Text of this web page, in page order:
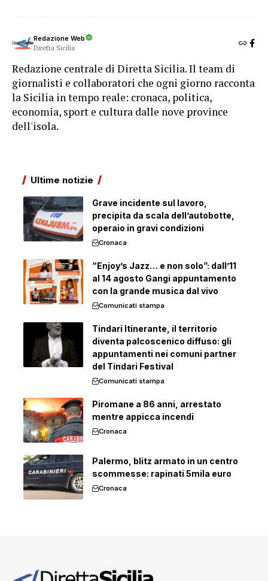
Redazione Web
Diretta Sicilia
Redazione centrale di Diretta Sicilia. Il team di
giornalisti e collaboratori che ogni giorno racconta
la Sicilia in tempo reale: cronaca, politica,
economia, sport e cultura dalle nove province
dell'isola.
Ultime notizie
Grave incidente sul lavoro,
precipita da scala dell’autobotte,
operaio in gravi condizioni
Cronaca
“Enjoy’s Jazz… e non solo”: dall’11
al 14 agosto Gangi appuntamento
con la grande musica dal vivo
Comunicati stampa
Tindari Itinerante, il territorio
diventa palcoscenico diffuso: gli
appuntamenti nei comuni partner
del Tindari Festival
Comunicati stampa
Piromane a 86 anni, arrestato
mentre appicca incendi
Cronaca
Palermo, blitz armato in un centro
scommesse: rapinati 5mila euro
Cronaca